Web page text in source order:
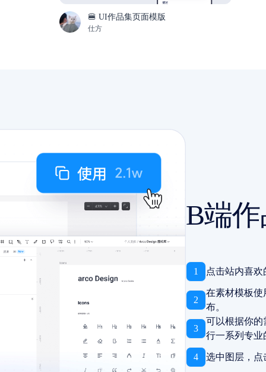
🍔 UI作品集页面模版
仕方
B端
1 点击站内喜
2
在素材模板使
布。
3
可以根据你的
行一系列专
4 选中图层，点